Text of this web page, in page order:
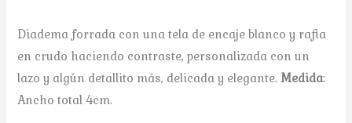
Diadema forrada con una tela de encaje blanco y rafia
en crudo haciendo contraste, personalizada con un
lazo y algún detallito más, delicada y elegante.Medida:
Ancho total 4cm.